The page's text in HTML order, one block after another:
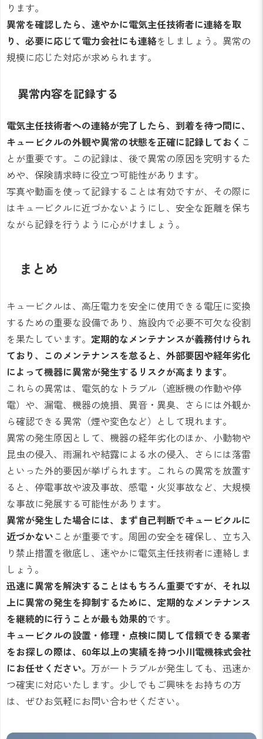
ります。
異常を確認したら、速やかに電気主任技術者に連絡を取
り、必要に応じて電力会社にも連絡をしましょう。異常の
規模に応じた対応が求められます。
異常内容を記録する
電気主任技術者への連絡が完了したら、到着を待つ間に、
キュービクルの外観や異常の状態を正確に記録しておく こ
とが重要です。この記録は、後で異常の原因を究明するた
めや、保険請求時に役立つ可能性があります。
写真や動画を使って記録することは有効ですが、その際に
はキュービクルに近づかないようにし、安全な距離を保ち
ながら記録を行うように心がけましょう。
まとめ
キュービクルは、高圧電力を安全に使用できる電圧に変換
するための重要な設備であり、施設内で必要不可欠な役割
を果たしています。 定期的なメンテナンスが義務付けられ
ており、このメンテナンスを怠ると、外部要因や経年劣化
によって機器に異常が発生するリスクが高まります。
これらの異常は、電気的なトラブル（遮断機の作動や停
電）や、漏電、機器の焼損、異音・異臭、さらには外観か
ら確認できる異常（煙や変色など）として現れます。
異常の発生原因として、機器の経年劣化のほか、小動物や
昆虫の侵入、雨漏れや結露による水の侵入、さらには落雷
といった外的要因が挙げられます。これらの異常を放置す
ると、停電事故や波及事故、感電・火災事故など、大規模
な事故に発展する可能性があります。
異常が発生した場合には、まず自己判断でキュービクルに
近づかないことが重要です。周囲の安全を確保し、立ち入
り禁止措置を徹底し、速やかに電気主任技術者に連絡しま
しょう。
迅速に異常を解決することはもちろん重要ですが、それ以
上に異常の発生を抑制するために、定期的なメンテナンス
を継続的に行うことが最も効果的です。
キュービクルの設置・修理・点検に関して信頼できる業者
をお探しの際は、60年以上の実績を持つ小川電機株式会社
にお任せください。 万が一トラブルが発生しても、迅速か
つ確実に対応いたします。少しでもご興味をお持ちの方
は、ぜひお気軽にお問い合わせください。